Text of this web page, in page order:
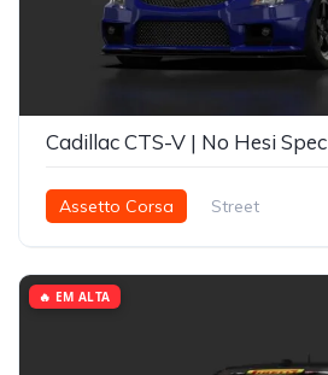
Cadillac CTS-V | No Hesi Spec
Assetto Corsa Street
🔥 EM ALTA